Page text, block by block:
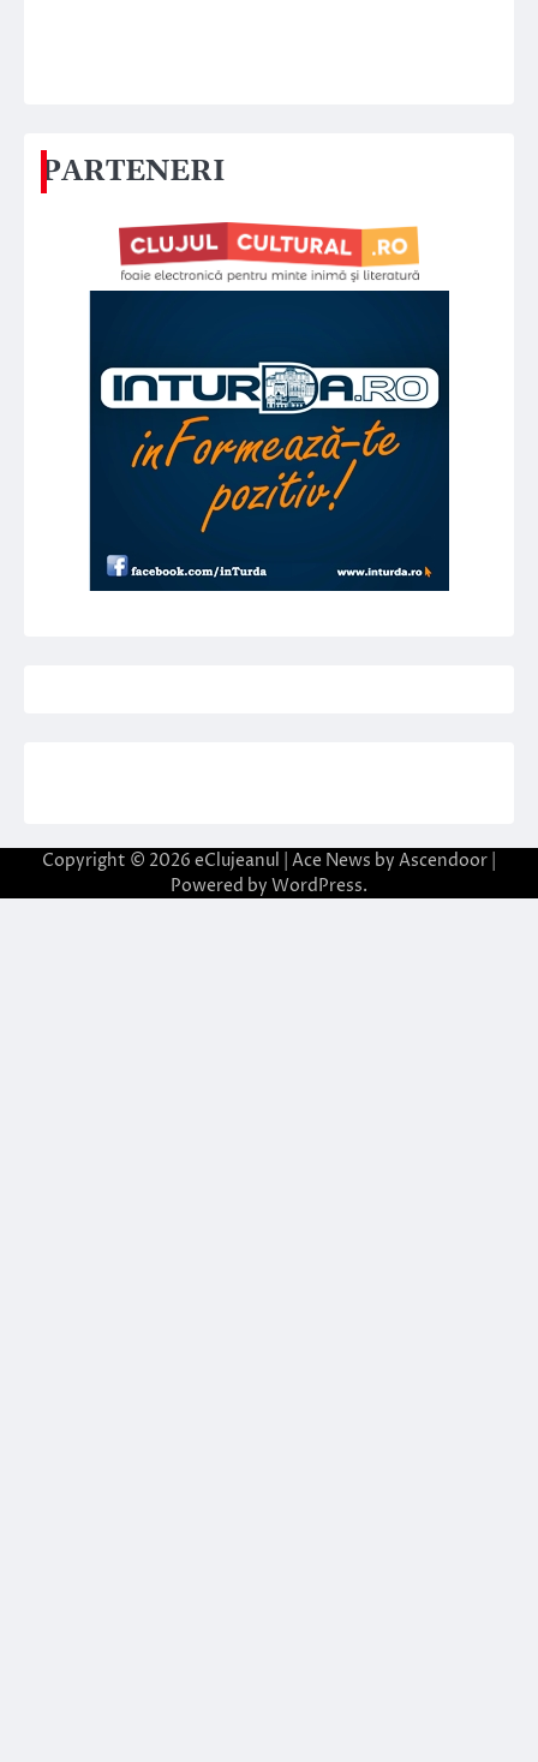
PARTENERI
Copyright © 2026 eClujeanul | Ace News by Ascendoor
Powered by WordPress.